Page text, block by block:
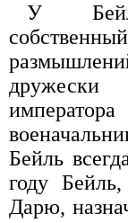
У Бейля
дружески
Бейль
году Бейль,
Дарю,